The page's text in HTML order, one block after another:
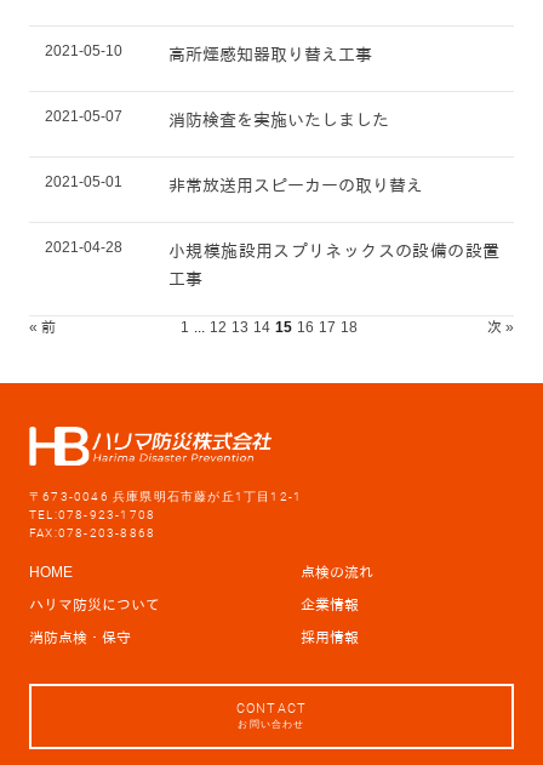
2021-05-10 高所煙感知器取り替え工事
2021-05-07 消防検査を実施いたしました
2021-05-01 非常放送用スピーカーの取り替え
2021-04-28
小規模施設用スプリネックスの設備の設置
工事
« 前 1 12 13 14 15 16 17 18 次 »
〒673-0046 兵庫県明石市藤が丘1丁目12-1
TEL:078-923-1708
FAX:078-203-8868
HOME
点検の流れ
ハリマ防災について
企業情報
消防点検・保守
採用情報
CONTACT
お問い合わせ